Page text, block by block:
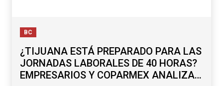
BC
¿TIJUANA ESTÁ PREPARADO PARA LAS
JORNADAS LABORALES DE 40 HORAS?
EMPRESARIOS Y COPARMEX ANALIZAN